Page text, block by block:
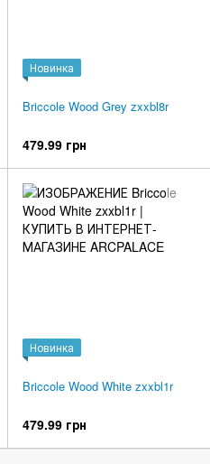
Новинка
Briccole Wood Grey zxxbl8r
479.99 грн
Новинка
Briccole Wood White zxxbl1r
479.99 грн